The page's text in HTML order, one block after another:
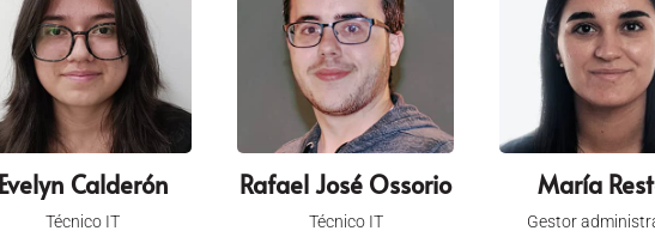
Evelyn Calderón
Técnico IT
Rafael José Ossorio
Técnico IT
María
Gestor